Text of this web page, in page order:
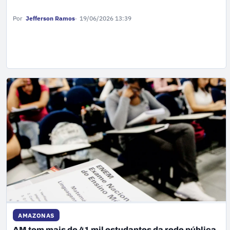
Por Jefferson Ramos 19/06/2026 13:39
AMAZONAS